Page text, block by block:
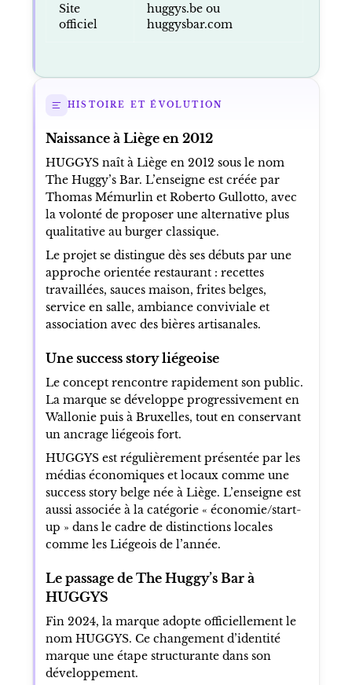
Site
officiel
huggys.be ou
huggysbar.com
HISTOIRE ET ÉVOLUTION
Naissance à Liège en 2012
HUGGYS naît à Liège en 2012 sous le nom
The Huggy’s Bar. L’enseigne est créée par
Thomas Mémurlin et Roberto Gullotto, avec
la volonté de proposer une alternative plus
qualitative au burger classique.
Le projet se distingue dès ses débuts par une
approche orientée restaurant : recettes
travaillées, sauces maison, frites belges,
service en salle, ambiance conviviale et
association avec des bières artisanales.
Une success story liégeoise
Le concept rencontre rapidement son public.
La marque se développe progressivement en
Wallonie puis à Bruxelles, tout en conservant
un ancrage liégeois fort.
HUGGYS est régulièrement présentée par les
médias économiques et locaux comme une
success story belge née à Liège. L’enseigne est
aussi associée à la catégorie « économie/start-
up » dans le cadre de distinctions locales
comme les Liégeois de l’année.
Le passage de The Huggy’s Bar à
HUGGYS
Fin 2024, la marque adopte officiellement le
nom HUGGYS. Ce changement d’identité
marque une étape structurante dans son
développement.